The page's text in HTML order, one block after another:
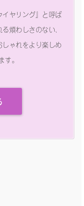
ヤリング』と呼ば
煩わしさのない、
ゃれをより楽しめ
。